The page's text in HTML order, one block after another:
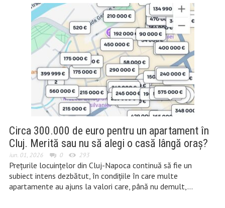
Circa 300.000 de euro pentru un apartament în
Cluj. Merită sau nu să alegi o casă lângă oraș?
iun. 01, 2026 0 293
Prețurile locuințelor din Cluj-Napoca continuă să fie un
subiect intens dezbătut, în condițiile în care multe
apartamente au ajuns la valori care, până nu demult,…